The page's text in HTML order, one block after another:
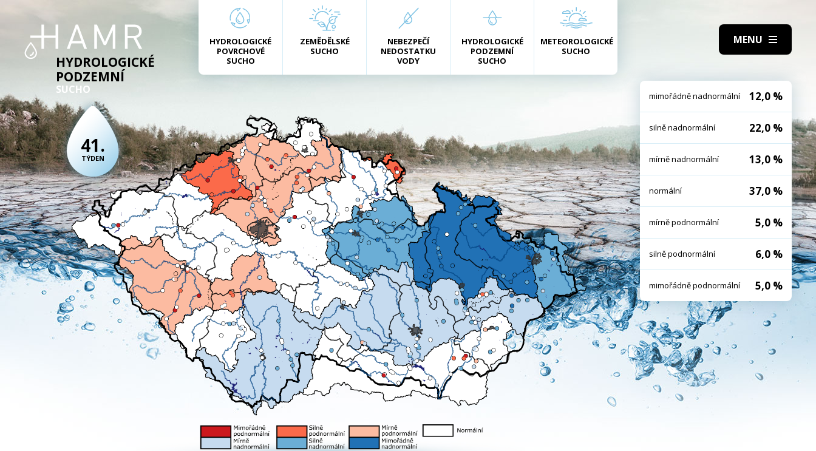
HYDROLOGICKÉ
POVRCHOVÉ
SUCHO
ZEMĚDĚLSKÉ
SUCHO
NEBEZPEČÍ
NEDOSTATKU
VODY
HYDROLOGICKÉ
PODZEMNÍ
SUCHO
METEOROLOGICKÉ
SUCHO
HYDROLOGICKÉ
PODZEMNÍ
SUCHO
41.
TÝDEN
mimořádně nadnormální 12,0 %
silně nadnormální 22,0 %
mírně nadnormální 13,0 %
normální 37,0 %
mírně podnormální 5,0 %
silně podnormální 6,0 %
mimořádně podnormální 5,0 %